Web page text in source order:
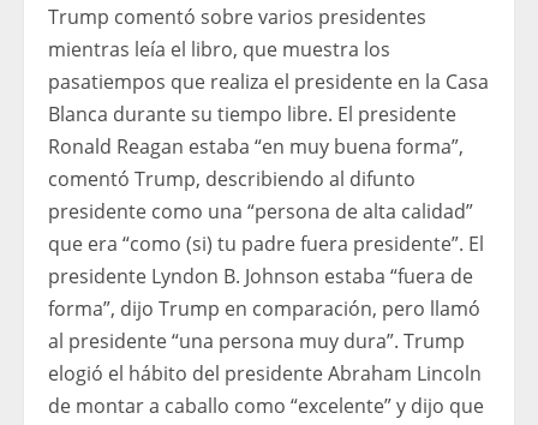
Trump comentó sobre varios presidentes
mientras leía el libro, que muestra los
pasatiempos que realiza el presidente en la Casa
Blanca durante su tiempo libre. El presidente
Ronald Reagan estaba “en muy buena forma”,
comentó Trump, describiendo al difunto
presidente como una “persona de alta calidad”
que era “como (si) tu padre fuera presidente”. El
presidente Lyndon B. Johnson estaba “fuera de
forma”, dijo Trump en comparación, pero llamó
al presidente “una persona muy dura”. Trump
elogió el hábito del presidente Abraham Lincoln
de montar a caballo como “excelente” y dijo que